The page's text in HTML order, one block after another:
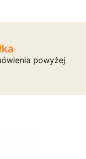
powyżej